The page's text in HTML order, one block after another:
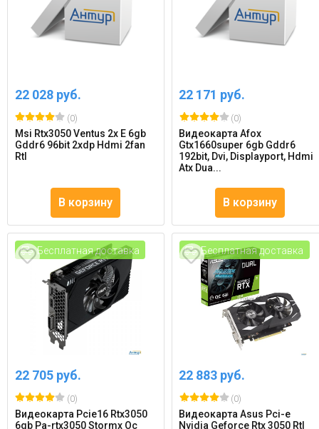
22 028 руб.
(0)
Msi Rtx3050 Ventus 2x E 6gb
Gddr6 96bit 2xdp Hdmi 2fan
Rtl
В корзину
22 171 руб.
(0)
Видеокарта Afox
Gtx1660super 6gb Gddr6
192bit, Dvi, Displayport, Hdmi
Atx Dua...
В корзину
Бесплатная доставка
22 705 руб.
(0)
Видеокарта Pcie16 Rtx3050
6gb Pa-rtx3050 Stormx Oc
Бесплатная доставка
22 883 руб.
(0)
Видеокарта Asus Pci-e
Nvidia Geforce Rtx 3050 Rtl